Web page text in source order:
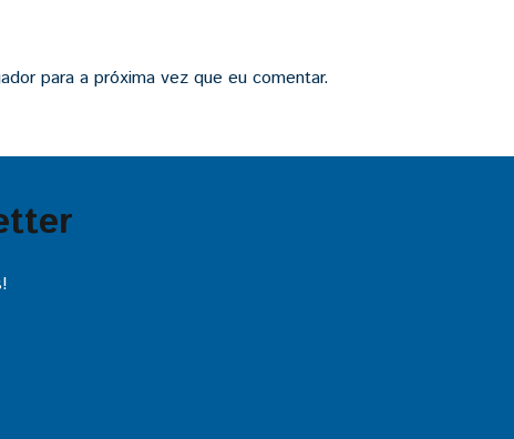
para a próxima vez que eu comentar.